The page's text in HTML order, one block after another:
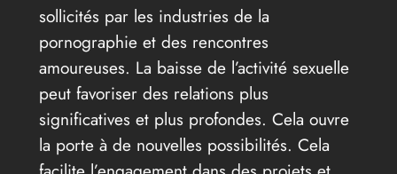
sollicités par les industries de la
pornographie et des rencontres
amoureuses. La baisse de l’activité sexuelle
peut favoriser des relations plus
significatives et plus profondes. Cela ouvre
la porte à de nouvelles possibilités. Cela